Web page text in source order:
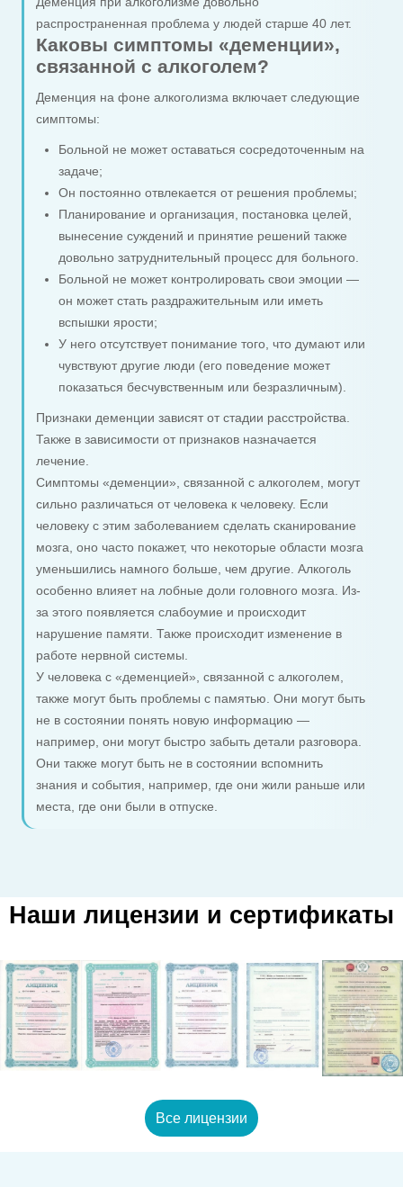
распространенная проблема у людей старше 40 лет.
Каковы симптомы «деменции»,
связанной с алкоголем?
Деменция на фоне алкоголизма включает следующие
симптомы:
Больной не может оставаться сосредоточенным на
задаче;
Он постоянно отвлекается от решения проблемы;
Планирование и организация, постановка целей,
вынесение суждений и принятие решений также
довольно затруднительный процесс для больного.
Больной не может контролировать свои эмоции —
он может стать раздражительным или иметь
вспышки ярости;
У него отсутствует понимание того, что думают или
чувствуют другие люди (его поведение может
показаться бесчувственным или безразличным).
Признаки деменции зависят от стадии расстройства.
Также в зависимости от признаков назначается
лечение.
Симптомы «деменции», связанной с алкоголем, могут
сильно различаться от человека к человеку. Если
человеку с этим заболеванием сделать сканирование
мозга, оно часто покажет, что некоторые области мозга
уменьшились намного больше, чем другие. Алкоголь
особенно влияет на лобные доли головного мозга. Из-
за этого появляется слабоумие и происходит
нарушение памяти. Также происходит изменение в
работе нервной системы.
У человека с «деменцией», связанной с алкоголем,
также могут быть проблемы с памятью. Они могут быть
не в состоянии понять новую информацию —
например, они могут быстро забыть детали разговора.
Они также могут быть не в состоянии вспомнить
знания и события, например, где они жили раньше или
места, где они были в отпуске.
Наши лицензии и сертификаты
Все лицензии